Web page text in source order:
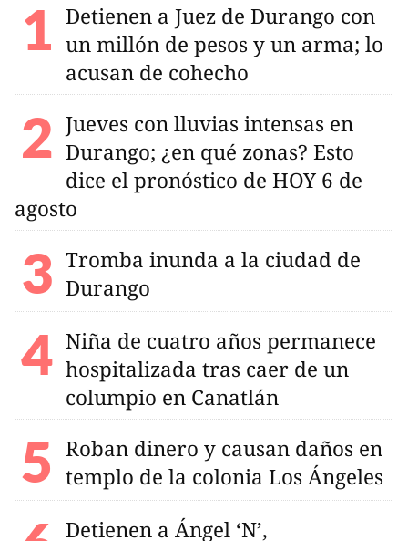
Detienen a Juez de Durango con
un millón de pesos y un arma; lo
acusan de cohecho
Jueves con lluvias intensas en
Durango; ¿en qué zonas? Esto
dice el pronóstico de HOY 6 de
agosto
Tromba inunda a la ciudad de
Durango
Niña de cuatro años permanece
hospitalizada tras caer de un
columpio en Canatlán
Roban dinero y causan daños en
templo de la colonia Los Ángeles
Detienen a Ángel ‘N’,